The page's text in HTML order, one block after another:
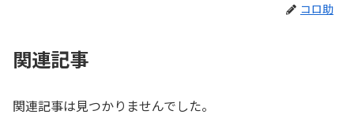
コロ助
関連記事
関連記事は見つかりませんでした。